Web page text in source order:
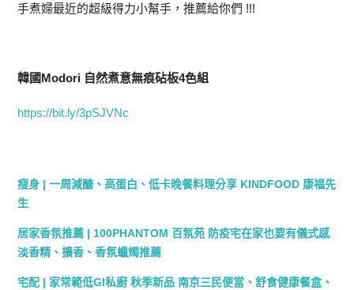
手煮婦最近的超級得力小幫手，推薦給你們 !!!
韓國Modori 自然煮意無痕砧板4色組
https://bit.ly/3pSJVNc
瘦身 | 一周減醣、高蛋白、低卡晚餐料理分享 KINDFOOD 康福先
生
居家香氛推薦 | 100PHANTOM 百氛苑 防疫宅在家也要有儀式感
淡香精、擴香、香氛蠟燭推薦
宅配 | 家常範低GI私廚 秋季新品 南京三民便當、舒食健康餐盒、